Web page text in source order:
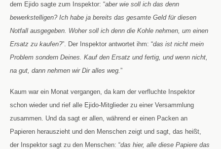
dem Ejido sagte zum Inspektor: “aber wie soll ich das denn
bewerkstelligen? Ich habe ja bereits das gesamte Geld für diesen
Notfall ausgegeben. Woher soll ich denn die Kohle nehmen, um einen
Ersatz zu kaufen?”. Der Inspektor antwortet ihm: “das ist nicht mein
Problem sondern Deines. Kauf den Ersatz und fertig, und wenn nicht,
na gut, dann nehmen wir Dir alles weg.”
Kaum war ein Monat vergangen, da kam der verfluchte Inspektor
schon wieder und rief alle Ejido-Mitglieder zu einer Versammlung
zusammen. Und da sagt er allen, während er einen Packen an
Papieren herauszieht und den Menschen zeigt und sagt, das heißt,
der Inspektor sagt zu den Menschen: “das hier, alle diese Papiere das